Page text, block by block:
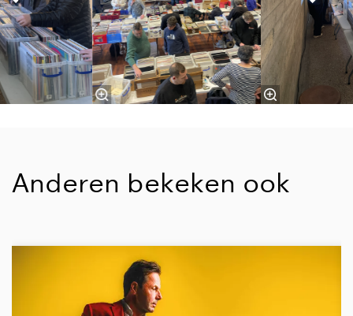
Anderen bekeken ook